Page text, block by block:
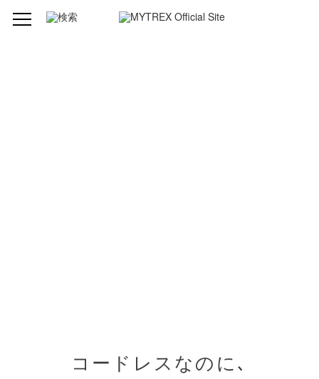
コードレスなのに､
約30W